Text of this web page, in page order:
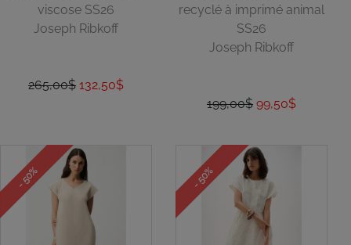
viscose SS26
Joseph Ribkoff
265,00$ 132,50$
recyclé à imprimé animal
SS26
Joseph Ribkoff
199,00$ 99,50$
- 50% - 50%